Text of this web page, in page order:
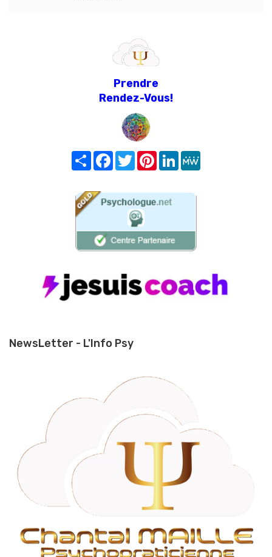
Prendre
Rendez-Vous!
Share FacebookTwitterPinterest
LinkedIn
NewsLetter - L'Info Psy